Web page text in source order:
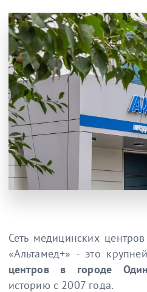
Сеть медицинских
«Альтамед+» - это
центров в городе
историю с 2007 года.